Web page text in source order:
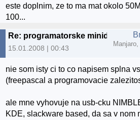
este doplnim, ze to ma mat okolo
100...
Re: programatorske minidistro na USB
15.01.2008 | 00:43
nie som isty ci to co napisem splna
(freepascal a programovacie
ale mne vyhovuje na usb-cku
KDE, slackware based, da sa v nom